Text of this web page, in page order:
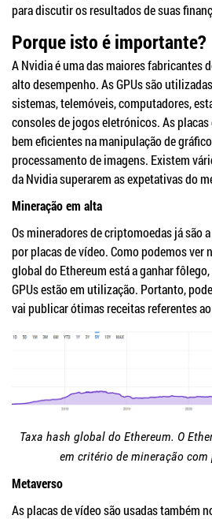
para discutir os resultados de suas
Porque isto é importante?
A Nvidia é uma das maiores fabricantes
alto desempenho. As GPUs são
sistemas, telemóveis, computadores,
consoles de jogos eletrónicos. As
bem eficientes na manipulação de
processamento de imagens. Existem
da Nvidia superarem as expetativas do
Mineração em alta
Os mineradores de criptomoedas já são
por placas de vídeo. Como podemos ver
global do Ethereum está a ganhar
GPUs estão em utilização. Portanto,
vai publicar ótimas receitas referentes
Taxa hash global do Ethereum. O
em critério de mineração com
Metaverso
As placas de vídeo são usadas também